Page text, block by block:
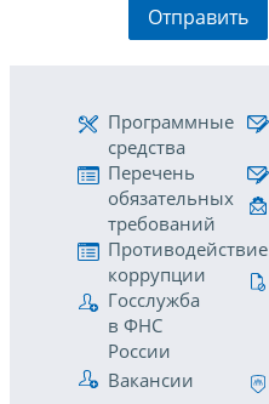
Отправить
Программные
средства
Перечень
обязательных
требований
Противодействие
коррупции
Госслужба
в ФНС
России
Вакансии